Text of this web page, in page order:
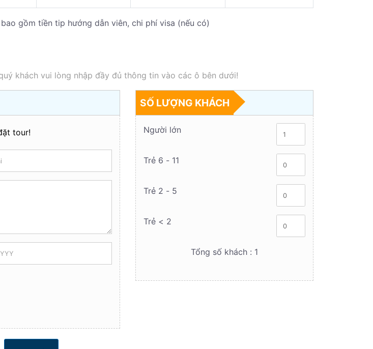
gồm tiền tip hướng dẫn viên, chi phí visa (nếu có)
khách vui lòng nhập đầy đủ thông tin vào các ô bên dưới!
tour!
SỐ LƯỢNG KHÁCH
Người lớn
Trẻ 6 - 11
Trẻ 2 - 5
Trẻ < 2
Tổng số khách : 1